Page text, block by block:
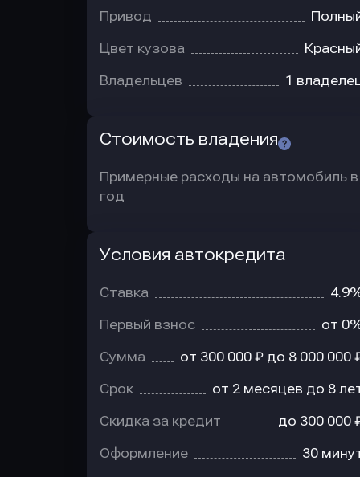
Привод
Цвет кузова
Владельцев 1
Стоимость владения
Примерные расходы на автомобиль в
год
Условия автокредита
Ставка
Первый взнос от
Сумма от 300 000 ₽ до 8 000 000
Срок от 2 месяцев до 8
Скидка за кредит до 300 000
Оформление 30